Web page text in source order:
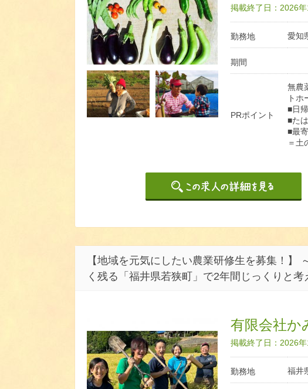
掲載終了日：2026
勤務地 愛知
期間
PRポイント
無農
ト
■日
■た
■最
＝土
【地域を元気にしたい農業研修生を募集！】
く残る「福井県若狭町」で2年間じっくりと考
有限会社か
掲載終了日：2026
勤務地 福井